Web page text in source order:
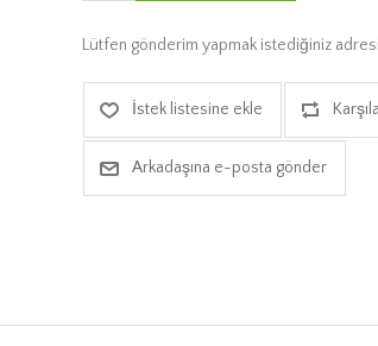
Lütfen gönderim yapmak istediğiniz
İstek listesine ekle
Arkadaşına e-posta gönder